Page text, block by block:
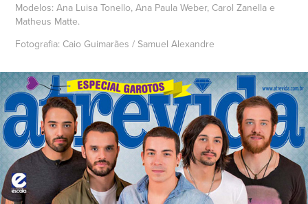
Modelos: Ana Luisa Tonello, Ana Paula Weber, Carol Zanella e
Matheus Matte.
Fotografia: Caio Guimarães / Samuel Alexandre